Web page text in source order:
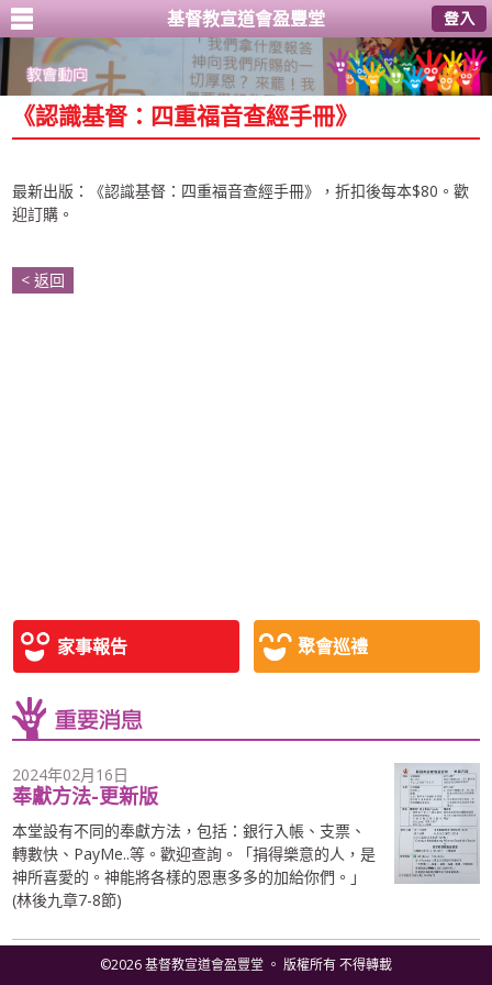
基督教宣道會盈豐堂
2024年05月26日
《認識基督：四重福音查經手冊》
最新出版：《認識基督：四重福音查經手冊》，折扣後每本$80。歡
迎訂購。
< 返回
家事報告 聚會巡禮
2024年02月16日
奉獻方法-更新版
本堂設有不同的奉獻方法，包括：銀行入帳、支票、
轉數快、PayMe..等。歡迎查詢。「捐得樂意的人，是
神所喜愛的。神能將各樣的恩惠多多的加給你們。」
(林後九章7-8節)
©2026 基督教宣道會盈豐堂 。 版權所有 不得轉載